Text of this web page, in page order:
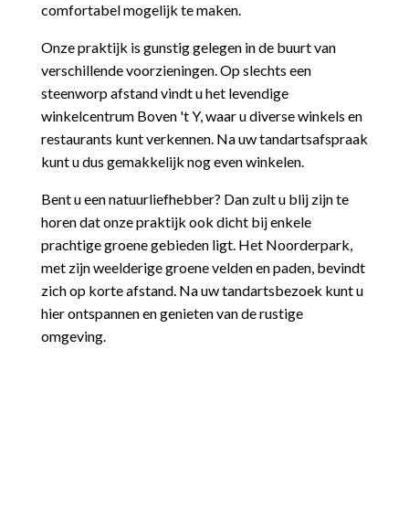
comfortabel mogelijk te maken.
Onze praktijk is gunstig gelegen in de buurt van
verschillende voorzieningen. Op slechts een
steenworp afstand vindt u het levendige
winkelcentrum Boven 't Y, waar u diverse winkels en
restaurants kunt verkennen. Na uw tandartsafspraak
kunt u dus gemakkelijk nog even winkelen.
Bent u een natuurliefhebber? Dan zult u blij zijn te
horen dat onze praktijk ook dicht bij enkele
prachtige groene gebieden ligt. Het Noorderpark,
met zijn weelderige groene velden en paden, bevindt
zich op korte afstand. Na uw tandartsbezoek kunt u
hier ontspannen en genieten van de rustige
omgeving.